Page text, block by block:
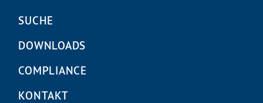
Navigation
SUCHE
DOWNLOADS
COMPLIANCE
KONTAKT